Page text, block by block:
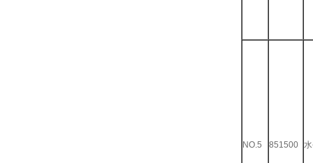
NO.5 851500